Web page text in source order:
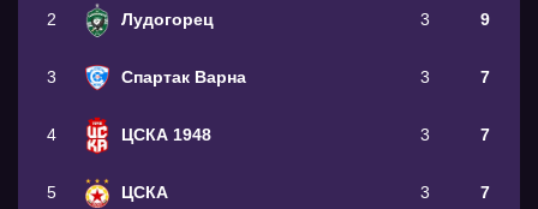
2 Лудогорец 3 9
3 Спартак Варна 3 7
4 ЦСКА 1948 3 7
5 ЦСКА 3 7